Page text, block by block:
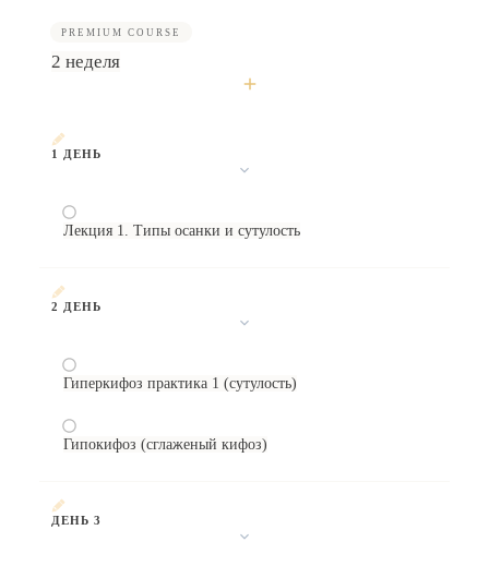
PREMIUM COURSE
2 неделя
1 ДЕНЬ
Лекция 1. Типы осанки и сутулость
2 ДЕНЬ
Гиперкифоз практика 1 (сутулость)
Гипокифоз (сглаженый кифоз)
ДЕНЬ 3